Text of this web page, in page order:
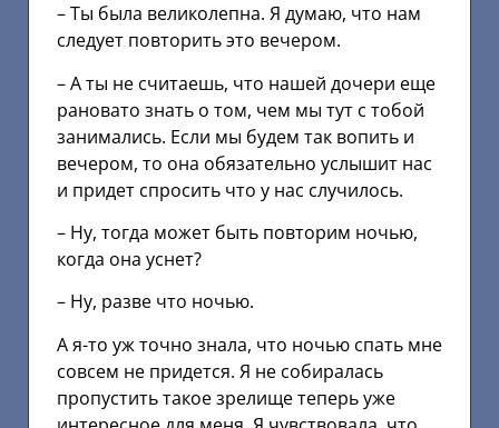
– Ты была великолепна. Я думаю, что нам
следует повторить это вечером.
– А ты не считаешь, что нашей дочери еще
рановато знать о том, чем мы тут с тобой
занимались. Если мы будем так вопить и
вечером, то она обязательно услышит нас
и придет спросить что у нас случилось.
– Ну, тогда может быть повторим ночью,
когда она уснет?
– Ну, разве что ночью.
А я-то уж точно знала, что ночью спать мне
совсем не придется. Я не собиралась
пропустить такое зрелище теперь уже